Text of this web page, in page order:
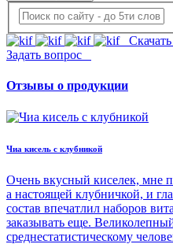
Задать вопрос
Отзывы о продукции
Чиа кисель с клубникой
Очень вкусный киселек, мне
а настоящей клубничкой, и
состав впечатлил наборов
заказывать еще.
среднестатистическому